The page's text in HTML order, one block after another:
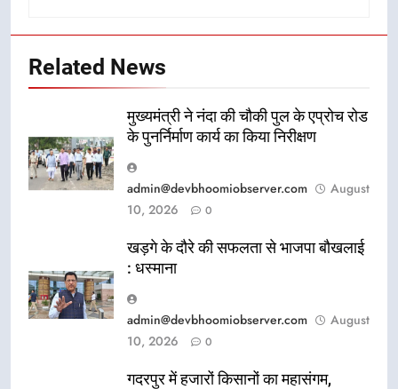
Related News
मुख्यमंत्री ने नंदा की चौकी पुल के एप्रोच रोड
के पुनर्निर्माण कार्य का किया निरीक्षण
admin@devbhoomiobserver.com
August
10, 2026
0
खड़गे के दौरे की सफलता से भाजपा बौखलाई
: धस्माना
admin@devbhoomiobserver.com
August
10, 2026
0
गदरपुर में हजारों किसानों का महासंगम,